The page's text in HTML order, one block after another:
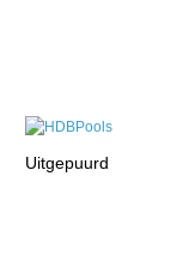
Uitgepuurd